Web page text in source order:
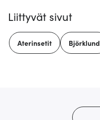
Liittyvät sivut
Aterinsetit Björklund